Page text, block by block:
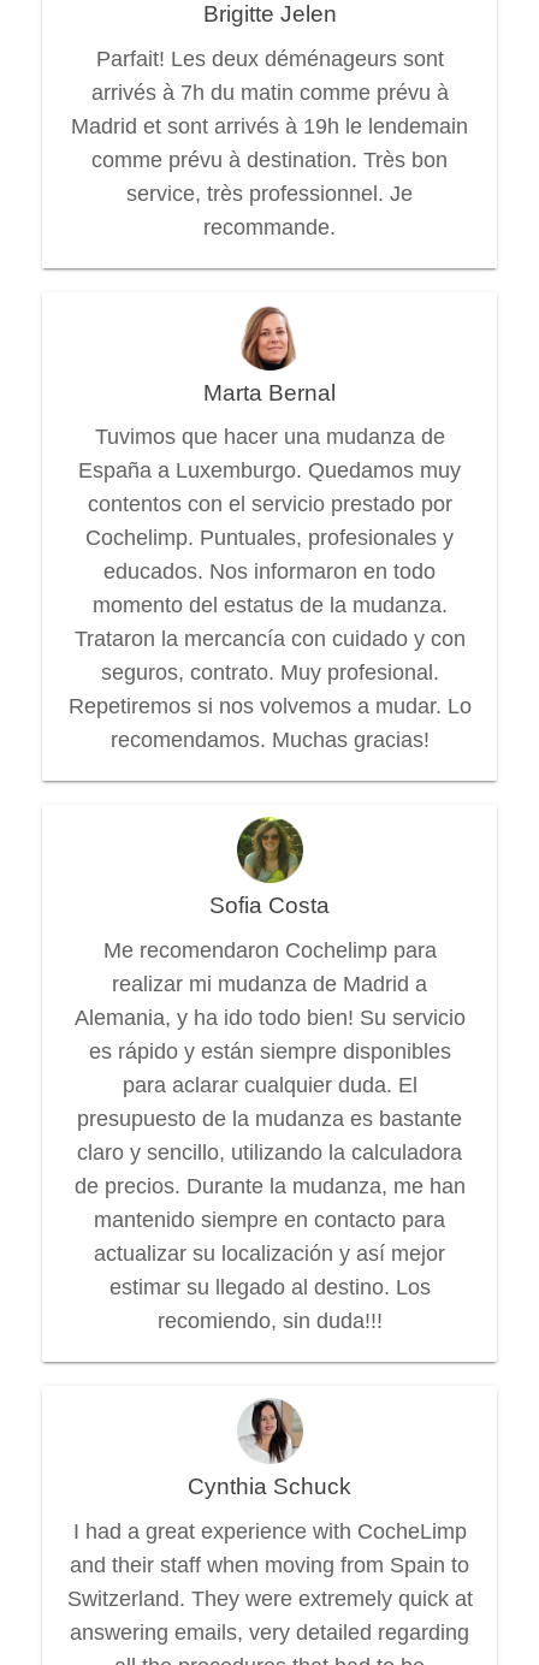
Brigitte Jelen
Parfait! Les deux déménageurs sont
arrivés à 7h du matin comme prévu à
Madrid et sont arrivés à 19h le lendemain
comme prévu à destination. Très bon
service, très professionnel. Je
recommande.
Marta Bernal
Tuvimos que hacer una mudanza de
España a Luxemburgo. Quedamos muy
contentos con el servicio prestado por
Cochelimp. Puntuales, profesionales y
educados. Nos informaron en todo
momento del estatus de la mudanza.
Trataron la mercancía con cuidado y con
seguros, contrato. Muy profesional.
Repetiremos si nos volvemos a mudar. Lo
recomendamos. Muchas gracias!
Sofia Costa
Me recomendaron Cochelimp para
realizar mi mudanza de Madrid a
Alemania, y ha ido todo bien! Su servicio
es rápido y están siempre disponibles
para aclarar cualquier duda. El
presupuesto de la mudanza es bastante
claro y sencillo, utilizando la calculadora
de precios. Durante la mudanza, me han
mantenido siempre en contacto para
actualizar su localización y así mejor
estimar su llegado al destino. Los
recomiendo, sin duda!!!
Cynthia Schuck
I had a great experience with CocheLimp
and their staff when moving from Spain to
Switzerland. They were extremely quick at
answering emails, very detailed regarding